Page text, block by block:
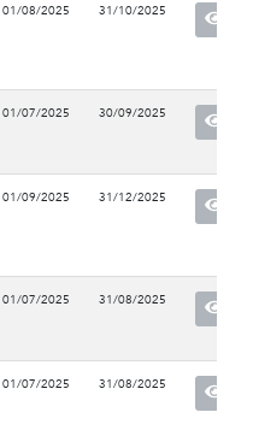
01/08/2025 31/10/2025
01/07/2025 30/09/2025
01/09/2025 31/12/2025
01/07/2025 31/08/2025
01/07/2025 31/08/2025